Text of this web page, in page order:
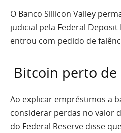
O Banco Sillicon Valley
judicial pela Federal
entrou com pedido de
Bitcoin perto de
Ao explicar empréstimos a
considerar perdas no valor
do Federal Reserve disse